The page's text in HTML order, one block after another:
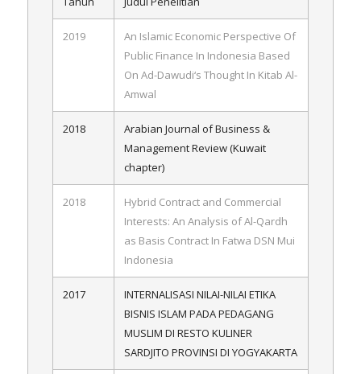
2019
An Islamic Economic Perspective Of
Public Finance In Indonesia Based
On Ad-Dawudi‘s Thought In Kitab Al-
Amwal
2018
Arabian Journal of Business &
Management Review (Kuwait
chapter)
2018
Hybrid Contract and Commercial
Interests: An Analysis of Al-Qardh
as Basis Contract In Fatwa DSN Mui
Indonesia
2017
INTERNALISASI NILAI-NILAI ETIKA
BISNIS ISLAM PADA PEDAGANG
MUSLIM DI RESTO KULINER
SARDJITO PROVINSI DI YOGYAKARTA